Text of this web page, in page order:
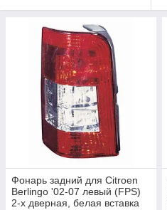
Фонарь задний для Citroen
Berlingo '02-07 левый (FPS)
2-х дверная, белая вставка